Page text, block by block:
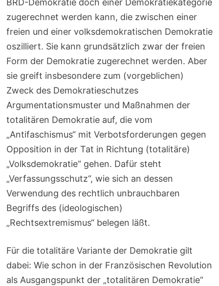
BRD-Demokratie doch einer Demokratiekategorie
zugerechnet werden kann, die zwischen einer
freien und einer volksdemokratischen Demokratie
oszilliert. Sie kann grundsätzlich zwar der freien
Form der Demokratie zugerechnet werden. Aber
sie greift insbesondere zum (vorgeblichen)
Zweck des Demokratieschutzes
Argumentationsmuster und Maßnahmen der
totalitären Demokratie auf, die vom
„Antifaschismus“ mit Verbotsforderungen gegen
Opposition in der Tat in Richtung (totalitäre)
„Volksdemokratie“ gehen. Dafür steht
„Verfassungsschutz“, wie sich an dessen
Verwendung des rechtlich unbrauchbaren
Begriffs des (ideologischen)
„Rechtsextremismus“ belegen läßt.
Für die totalitäre Variante der Demokratie gilt
dabei: Wie schon in der Französischen Revolution
als Ausgangspunkt der „totalitären Demokratie“